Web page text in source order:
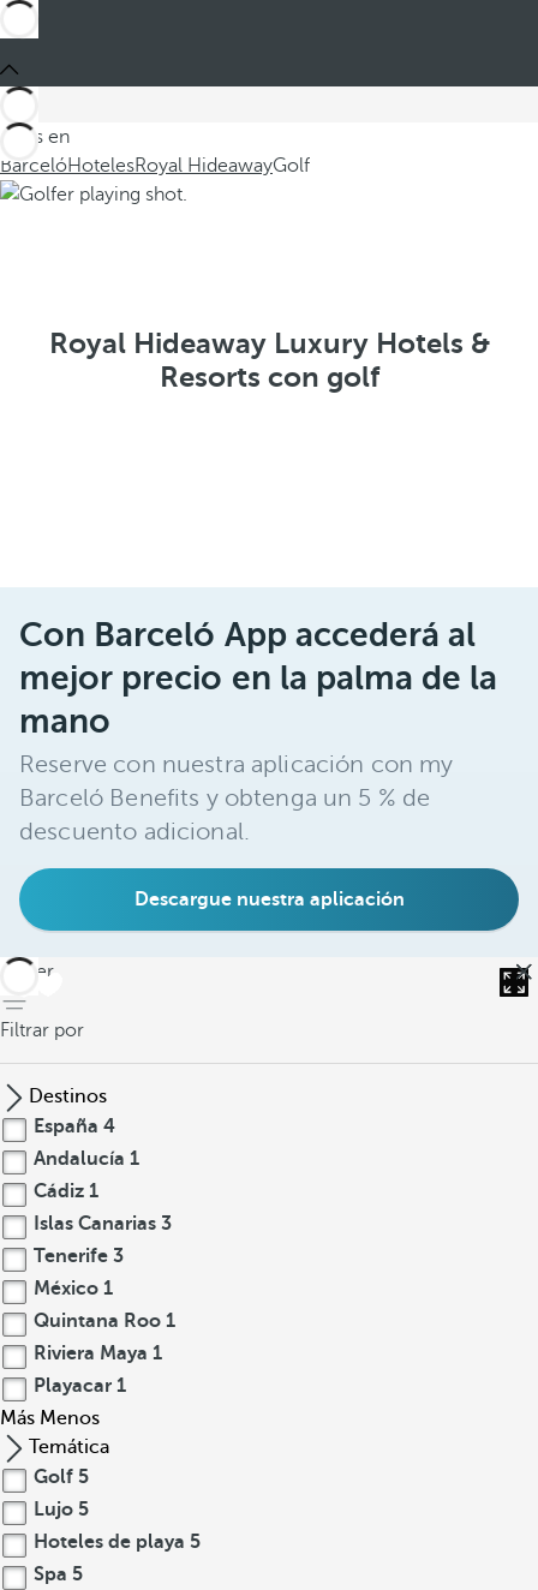
Estás en
BarcelóHotelesRoyal HideawayGolf
Royal Hideaway Luxury Hotels &
Resorts con golf
Con Barceló App accederá al
mejor precio en la palma de la
mano
Reserve con nuestra aplicación con my
Barceló Benefits y obtenga un 5 % de
descuento adicional.
Descargue nuestra aplicación
volver
Filtrar por
Destinos
España 4
Andalucía 1
Cádiz 1
Islas Canarias 3
Tenerife 3
México 1
Quintana Roo 1
Riviera Maya 1
Playacar 1
Más Menos
Temática
Golf 5
Lujo 5
Hoteles de playa 5
Spa 5